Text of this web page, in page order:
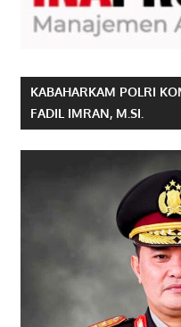
KABAHARKAM POLRI
FADIL IMRAN, M.SI.